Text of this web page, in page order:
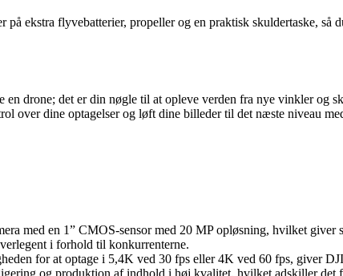
ekstra flyvebatterier, propeller og en praktisk skuldertaske,
drone; det er din nøgle til at opleve verden fra nye vinkler og
over dine optagelser og løft dine billeder til det næste niveau
med en 1” CMOS-sensor med 20 MP opløsning, hvilket
i forhold til konkurrenterne.
for at optage i 5,4K ved 30 fps eller 4K ved 60 fps, giver
og produktion af indhold i høj kvalitet, hvilket adskiller det